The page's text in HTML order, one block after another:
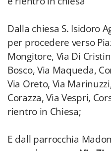
Dalla chiesa S. Isidoro
per procedere verso
Mongitore, Via Di
Bosco, Via Maqueda,
Via Oreto, Via
Corazza, Via Vespri,
rientro in Chiesa;
E dall parrocchia